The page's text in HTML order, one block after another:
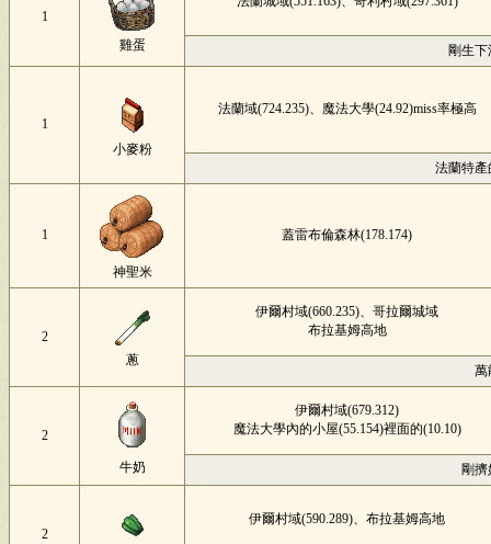
1
雞蛋
剛生
1
小麥粉
法蘭域(724.235)、魔法大學(24.92)miss率極高
法蘭特產
1
神聖米
蓋雷布倫森林(178.174)
2
蔥
伊爾村域(660.235)、哥拉爾城域
布拉基姆高地
萬
2
牛奶
伊爾村域(679.312)
魔法大學內的小屋(55.154)裡面的(10.10)
剛
2
伊爾村域(590.289)、布拉基姆高地